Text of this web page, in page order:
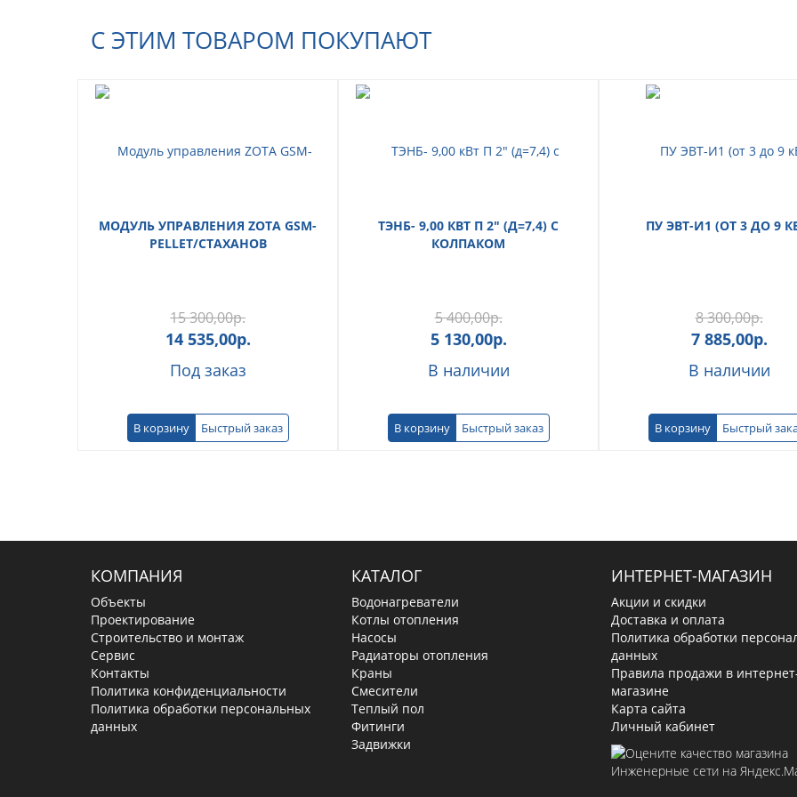
С ЭТИМ ТОВАРОМ ПОКУПАЮТ
МОДУЛЬ УПРАВЛЕНИЯ ZOTA GSM-
PELLET/СТАХАНОВ
15 300,00р.
14 535,00р.
Под заказ
В корзину Быстрый заказ
ТЭНБ- 9,00 КВТ П 2" (Д=7,4) С
КОЛПАКОМ
5 400,00р.
5 130,00р.
В наличии
В корзину Быстрый заказ
ПУ ЭВТ-И1 (ОТ 3 ДО 9
8 300,00р.
7 885,00р.
В наличии
В корзину Быстрый
КОМПАНИЯ
Объекты
Проектирование
Строительство и монтаж
Сервис
Контакты
Политика конфиденциальности
Политика обработки персональных
данных
КАТАЛОГ
Водонагреватели
Котлы отопления
Насосы
Радиаторы отопления
Краны
Смесители
Теплый пол
Фитинги
Задвижки
ИНТЕРНЕТ-МАГАЗИН
Акции и скидки
Доставка и оплата
Политика обработки
данных
Правила продажи в
магазине
Карта сайта
Личный кабинет